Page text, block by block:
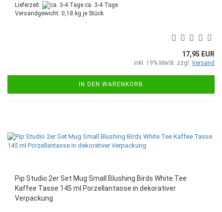
Lieferzeit:
ca. 3-4 Tage
Versandgewicht: 0,18 kg je Stück
17,95 EUR
inkl. 19% MwSt. zzgl. Versand
IN DEN WARENKORB
Pip Studio 2er Set Mug Small Blushing Birds White Tee
Kaffee Tasse 145 ml Porzellantasse in dekorativer
Verpackung